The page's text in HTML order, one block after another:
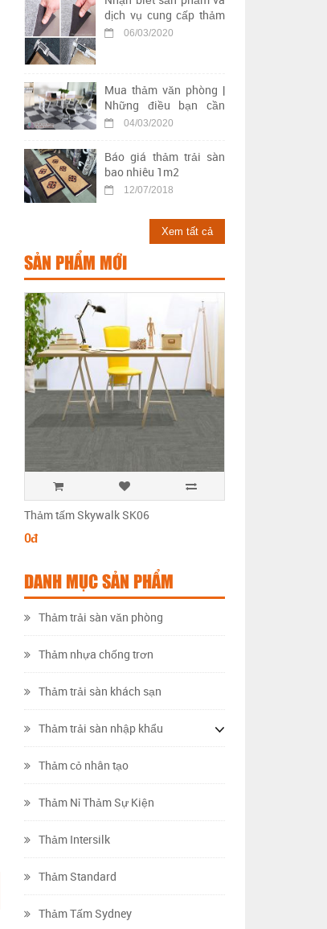
dịch vụ cung cấp thảm
trải sàn kém chất lượng
06/03/2020
Mua thảm văn phòng |
Những điều bạn cần
biết khi chọn mua thảm
04/03/2020
Báo giá thảm trải sàn
bao nhiêu 1m2
12/07/2018
Xem tất cả
SẢN PHẨM MỚI
Thảm tấm Skywalk SK06
0đ
DANH MỤC SẢN PHẨM
Thảm trải sàn văn phòng
Thảm nhựa chống trơn
Thảm trải sàn khách sạn
Thảm trải sàn nhập khẩu
Thảm cỏ nhân tạo
Thảm Nỉ Thảm Sự Kiện
Thảm Intersilk
Thảm Standard
Thảm Tấm Sydney